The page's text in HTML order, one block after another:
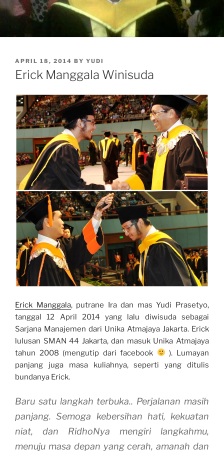
POSTED
ON
APRIL 18, 2014 BY YUDI
Erick Manggala Winisuda
Erick Manggala, putrane Ira dan mas Yudi Prasetyo,
tanggal 12 April 2014 yang lalu diwisuda sebagai
Sarjana Manajemen dari Unika Atmajaya Jakarta. Erick
lulusan SMAN 44 Jakarta, dan masuk Unika Atmajaya
tahun 2008 (mengutip dari facebook
). Lumayan
panjang juga masa kuliahnya, seperti yang ditulis
bundanya Erick.
Baru satu langkah terbuka.. Perjalanan masih
panjang. Semoga kebersihan hati, kekuatan
niat, dan RidhoNya mengiri langkahmu,
menuju masa depan yang cerah, amanah dan